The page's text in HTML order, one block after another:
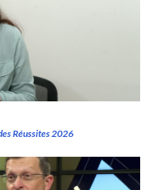
Réussites 2026